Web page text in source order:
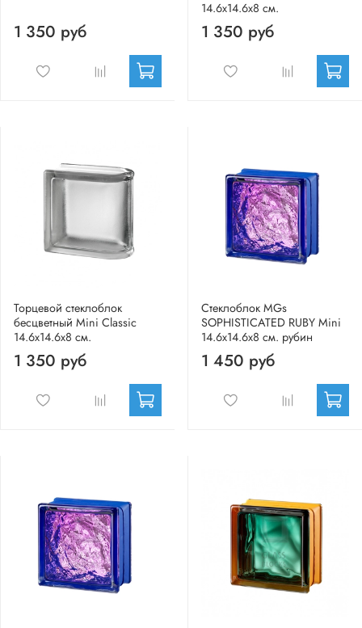
1 350 руб
14.6x14.6x8 см.
1 350 руб
Торцевой стеклоблок
бесцветный Mini Classic
14.6x14.6x8 см.
1 350 руб
Стеклоблок MGs
SOPHISTICATED RUBY Mini
14.6x14.6x8 см. рубин
1 450 руб